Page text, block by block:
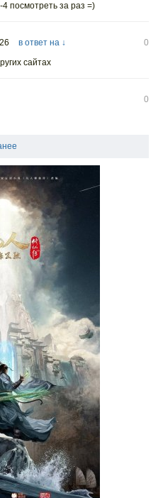
посмотреть за раз =)
в ответ на ↓
0
сайтах
0